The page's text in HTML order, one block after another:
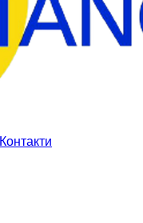
Контакти